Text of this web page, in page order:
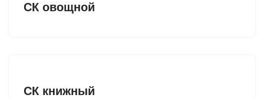
СК овощной
СК книжный